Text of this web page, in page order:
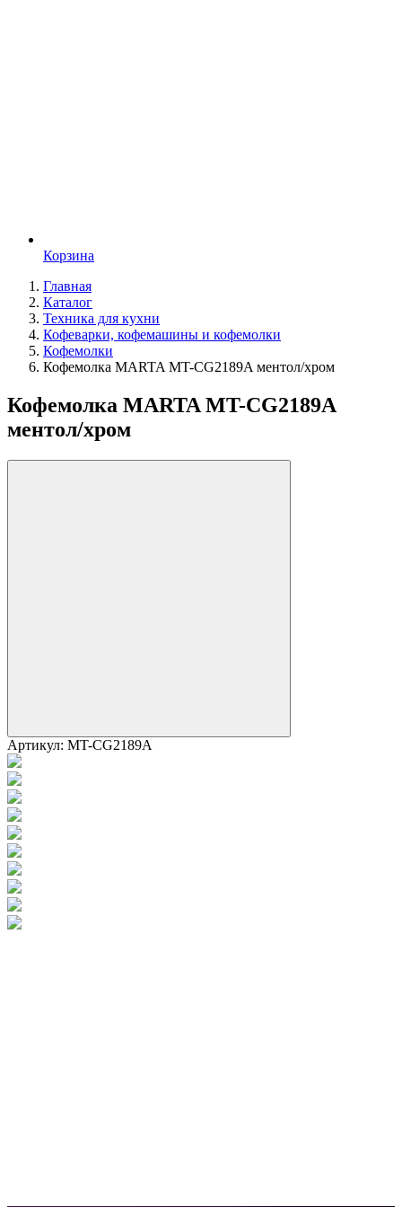
Корзина
Главная
Каталог
Техника для кухни
Кофеварки, кофемашины и кофемолки
Кофемолки
Кофемолка MARTA MT-CG2189A ментол/хром
Кофемолка MARTA MT-CG2189A
ментол/хром
Артикул: MT-CG2189A